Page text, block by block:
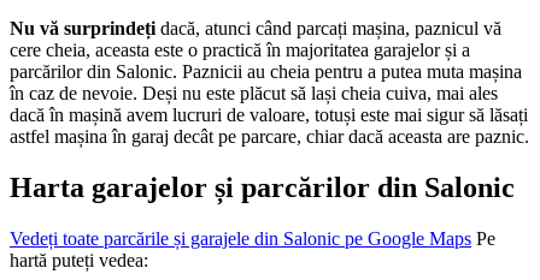
Nu vă surprindeți dacă, atunci când parcați mașina, paznicul vă
cere cheia, aceasta este o practică în majoritatea garajelor și a
parcărilor din Salonic. Paznicii au cheia pentru a putea muta mașina
în caz de nevoie. Deși nu este plăcut să lași cheia cuiva, mai ales
dacă în mașină avem lucruri de valoare, totuși este mai sigur să lăsați
astfel mașina în garaj decât pe parcare, chiar dacă aceasta are paznic.
Harta garajelor și parcărilor din Salonic
Vedeți toate parcările și garajele din Salonic pe Google Maps Pe
hartă puteți vedea: